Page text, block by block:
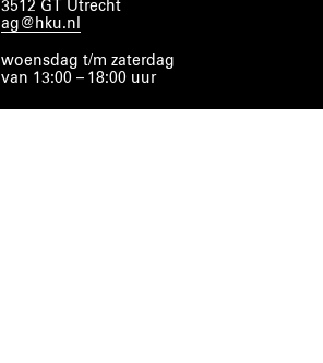
3512 GT Utrecht
ag@hku.nl
woensdag t/m zaterdag
van 13:00 – 18:00 uur